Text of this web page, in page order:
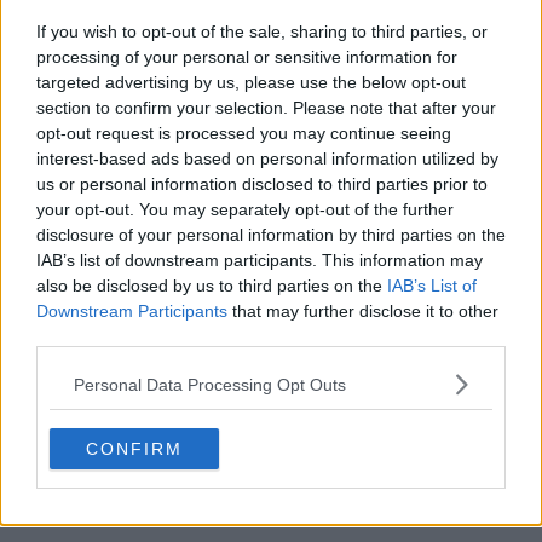
If you wish to opt-out of the sale, sharing to third parties, or
processing of your personal or sensitive information for
targeted advertising by us, please use the below opt-out
section to confirm your selection. Please note that after your
opt-out request is processed you may continue seeing
interest-based ads based on personal information utilized by
us or personal information disclosed to third parties prior to
your opt-out. You may separately opt-out of the further
disclosure of your personal information by third parties on the
IAB’s list of downstream participants. This information may
also be disclosed by us to third parties on the IAB’s List of
Downstream Participants that may further disclose it to other
Personal Data Processing Opt Outs
CONFIRM
La NBA va célébrer l'anniversaire de la fusion
avec l'ABA avec 4 maillots rétro lors de la saison
Basketball Jersey Archive 6h